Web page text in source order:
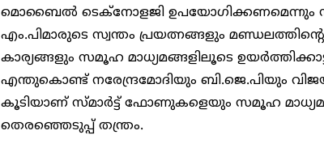
മൊബൈൽ ടെക്നോളജി ഉപയോഗിക്കണമെന്നും
എം.പിമാരുടെ സ്വന്തം പ്രയത്നങ്ങളും
കാര്യങ്ങളും സമൂഹ മാധ്യമങ്ങളിലൂടെ
എന്തുകൊണ്ട് നരേന്ദ്രമോദിയും ബി.ജെ.പിയും
കൂടിയാണ് സ്മാർട്ട് ഫോണുകളെയും സമൂഹ
തെരഞ്ഞെടുപ്പ് തന്ത്രം.